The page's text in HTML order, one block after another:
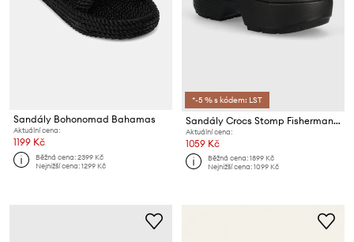
Sandály Bohonomad Bahamas
Aktuální cena:
1199 Kč
Běžná cena:2399 Kč
Nejnižší cena:1299 Kč
*-5 % s kódem: LST
Sandály Crocs Stomp Fisherman Sandal
Aktuální cena:
1059 Kč
Běžná cena:1899 Kč
Nejnižší cena:1099 Kč